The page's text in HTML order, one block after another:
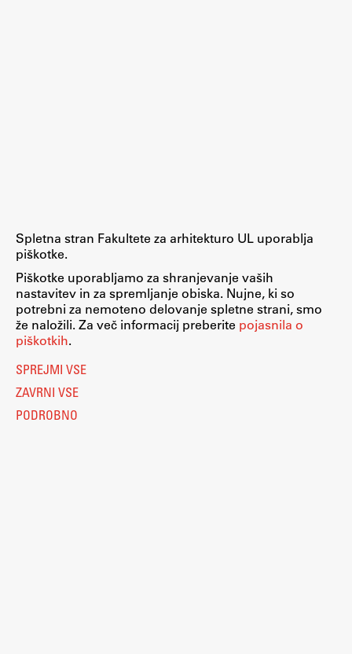
Spletna stran Fakultete za arhitekturo UL uporablja
piškotke.
Piškotke uporabljamo za shranjevanje vaših
nastavitev in za spremljanje obiska. Nujne, ki so
potrebni za nemoteno delovanje spletne strani, smo
že naložili. Za več informacij preberite pojasnila o
piškotkih.
SPREJMI VSE
ZAVRNI VSE
PODROBNO